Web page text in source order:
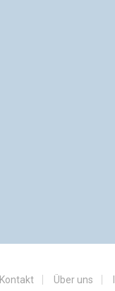
Kontakt Über uns